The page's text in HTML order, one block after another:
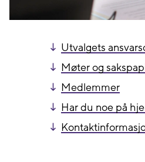
Utvalgets
Møter og
Medlemmer
Har du noe på